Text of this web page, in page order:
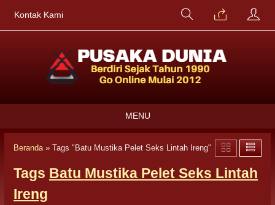
Kontak Kami
MENU
Beranda» Tags "Batu Mustika Pelet Seks Lintah Ireng"
Tags Batu Mustika Pelet Seks Lintah
Ireng